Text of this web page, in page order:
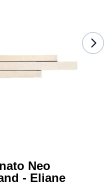
Neo
- Eliane